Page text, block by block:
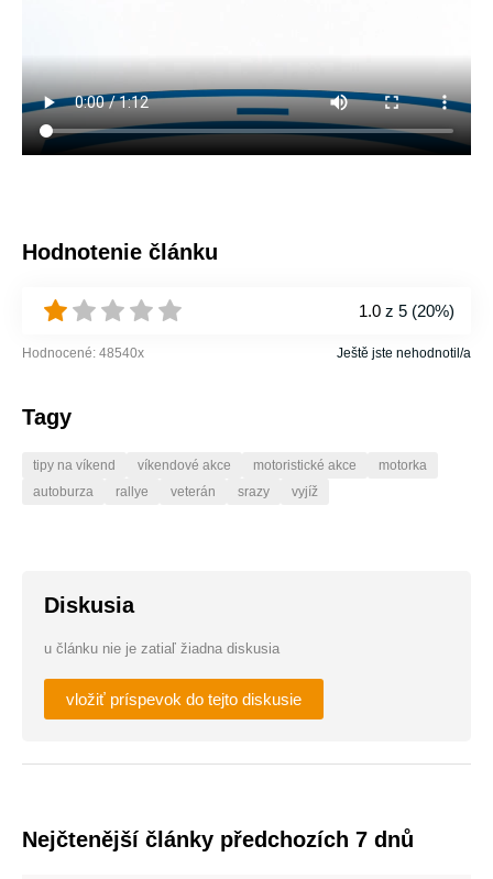
Hodnotenie článku
1.0 z 5 (20%)
Hodnocené: 48540x Ještě jste nehodnotil/a
Tagy
tipy na víkend víkendové akce motoristické akce
motorka
autoburza
rallye veterán srazy vyjíž
Diskusia
u článku nie je zatiaľ žiadna diskusia
vložiť príspevok do tejto diskusie
Nejčtenější články předchozích 7 dnů